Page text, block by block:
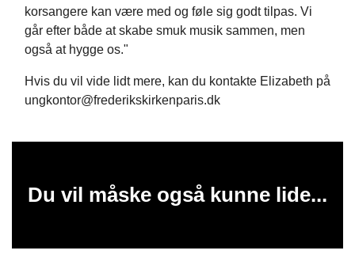
korsangere kan være med og føle sig godt tilpas. Vi
går efter både at skabe smuk musik sammen, men
også at hygge os."
Hvis du vil vide lidt mere, kan du kontakte Elizabeth på
ungkontor@frederikskirkenparis.dk
Du vil måske også kunne lide...